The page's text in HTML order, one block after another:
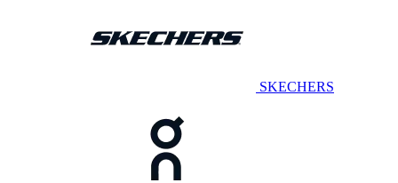
SKECHERS